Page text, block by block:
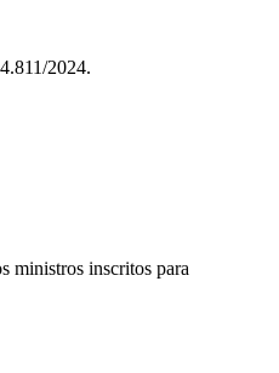
2024.
inscritos para